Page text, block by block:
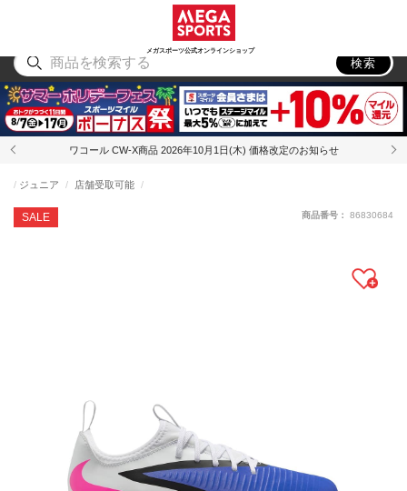
メガスポーツ公式オンラインショップ
アウトドア
検索
ワコール CW-X商品 2026年10月1日(木) 価格改定のお知らせ
SALE
ジュニア 店舗受取可能
商品番号： 86830684